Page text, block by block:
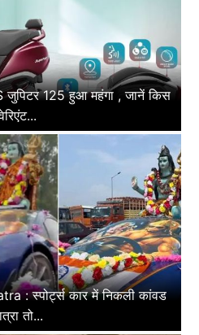
125 हुआ महंगा , जानें किस
: स्पोर्ट्स कार में निकली कांवड
तो...